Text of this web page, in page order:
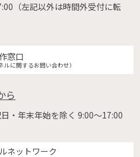
（左記以外は時間外受付に転
窓口
ルに関するお問い合わせ）
ら
・年末年始を除く 9:00〜17:00
ネットワーク